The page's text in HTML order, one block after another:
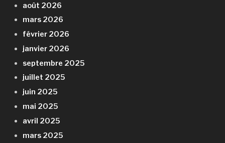
août 2026
mars 2026
février 2026
janvier 2026
septembre 2025
juillet 2025
juin 2025
mai 2025
avril 2025
mars 2025